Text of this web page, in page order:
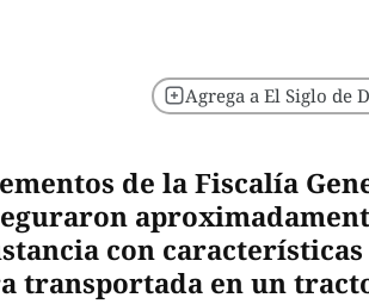
Agrega a El Siglo de
de la Fiscalía
con
transportada en un